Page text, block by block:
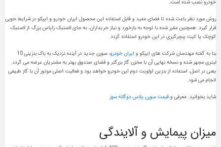
خودرو نصب شده است.
روش مورد نظر باعث شده تا فضای مفید و قابل استفاده این محصول ایران خودرو و ایپکو در شرایط خوبی
قرار گیرد. همچنین مقرر شده با توجه به بازخورد و نیاز خریداران، به جای لاستیک زاپاس بزرگ از لاستیک
کوچک یا کیت پنچرگیری در این خودرو استفاده گردد.
بنا به گفته مهندسان شرکت های ایپکو و ایران خودرو
، سورن جدید در آینده نزدیک به باک بنزینی 10
لیتری مجهز شده و نسخه نهایی آن با مخزن گاز بزرگتر و فضای صندوق بهتر به مشتریان عرضه می گردد.
یعنی در اصل، استفاده از بنزین اولویت دوم این خودرو خواهد بود و فعالیت اصلی موتور آن با گاز طبیعی
انجام می شود.
شاید بخوانید: معرفی وقیمت سورن پلاس دوگانه سوز
میزان پیمایش و آلایندگی